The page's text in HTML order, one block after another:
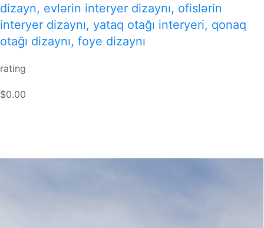
dizayn, evlərin interyer dizaynı, ofislərin
interyer dizaynı, yataq otağı interyeri, qonaq
otağı dizaynı, foye dizaynı
rating
$0.00